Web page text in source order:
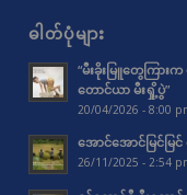
ဓါတ်ပုံများ
“မီးခိုးမြူတွေကြာ
တောင်ယာ မီးရှို့ပွဲ”
20/04/2026 - 8:00
အောင်အောင်မြင်မ
26/11/2025 - 2:54